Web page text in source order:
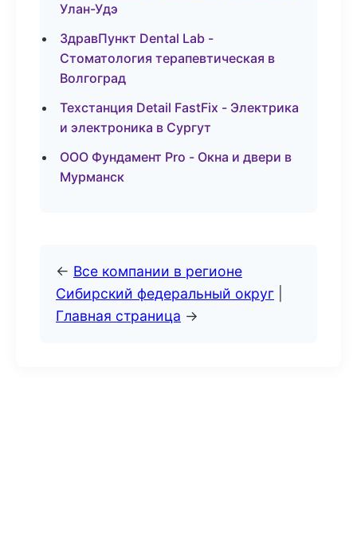
Улан-Удэ
ЗдравПункт Dental Lab -
Стоматология терапевтическая в
Волгоград
Техстанция Detail FastFix - Электрика
и электроника в Сургут
ООО Фундамент Pro - Окна и двери в
Мурманск
← Все компании в регионе
Сибирский федеральный округ
Главная страница →